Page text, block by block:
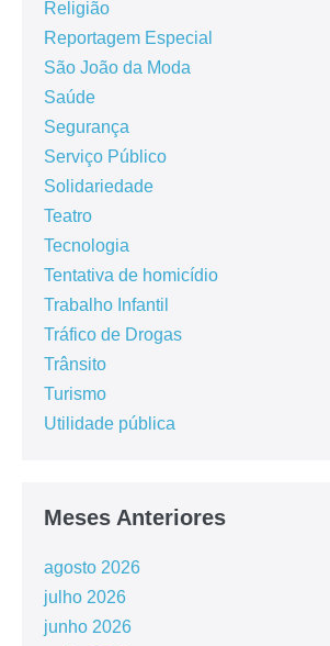
Religião
Reportagem Especial
São João da Moda
Saúde
Segurança
Serviço Público
Solidariedade
Teatro
Tecnologia
Tentativa de homicídio
Trabalho Infantil
Tráfico de Drogas
Trânsito
Turismo
Utilidade pública
Meses Anteriores
agosto 2026
julho 2026
junho 2026